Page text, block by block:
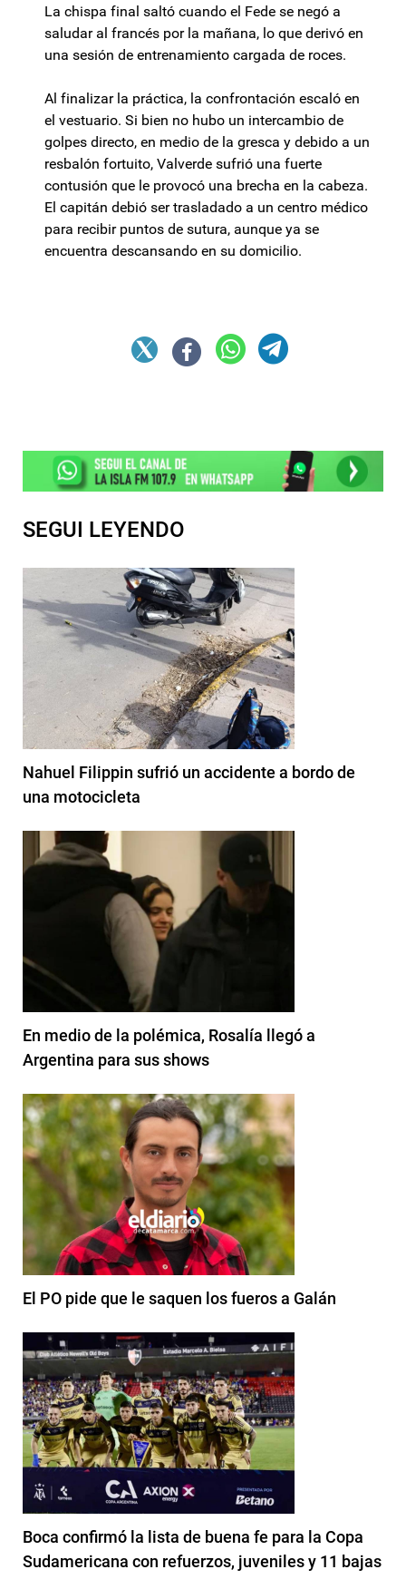
La chispa final saltó cuando el Fede se negó a
saludar al francés por la mañana, lo que derivó en
una sesión de entrenamiento cargada de roces.
Al finalizar la práctica, la confrontación escaló en
el vestuario. Si bien no hubo un intercambio de
golpes directo, en medio de la gresca y debido a un
resbalón fortuito, Valverde sufrió una fuerte
contusión que le provocó una brecha en la cabeza.
El capitán debió ser trasladado a un centro médico
para recibir puntos de sutura, aunque ya se
encuentra descansando en su domicilio.
SEGUI LEYENDO
Nahuel Filippin sufrió un accidente a bordo de
una motocicleta
En medio de la polémica, Rosalía llegó a
Argentina para sus shows
El PO pide que le saquen los fueros a Galán
Boca confirmó la lista de buena fe para la Copa
Sudamericana con refuerzos, juveniles y 11 bajas